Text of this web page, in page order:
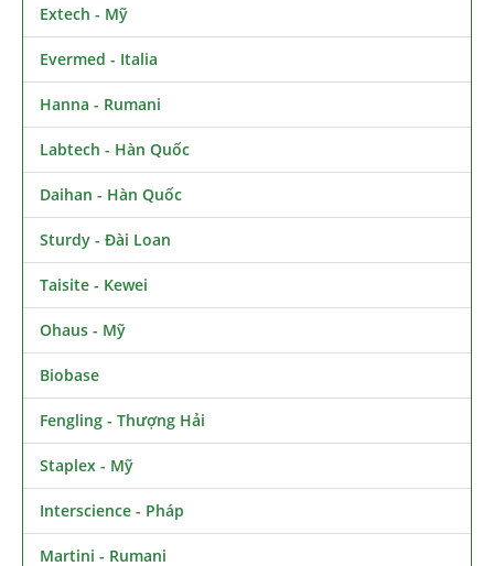
Extech - Mỹ
Evermed - Italia
Hanna - Rumani
Labtech - Hàn Quốc
Daihan - Hàn Quốc
Sturdy - Đài Loan
Taisite - Kewei
Ohaus - Mỹ
Biobase
Fengling - Thượng Hải
Staplex - Mỹ
Interscience - Pháp
Martini - Rumani